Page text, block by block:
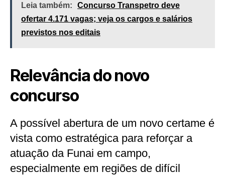
Leia também:
Concurso Transpetro deve
ofertar 4.171 vagas; veja os cargos e salários
previstos nos editais
Relevância do novo
concurso
A possível abertura de um novo certame é
vista como estratégica para reforçar a
atuação da Funai em campo,
especialmente em regiões de difícil